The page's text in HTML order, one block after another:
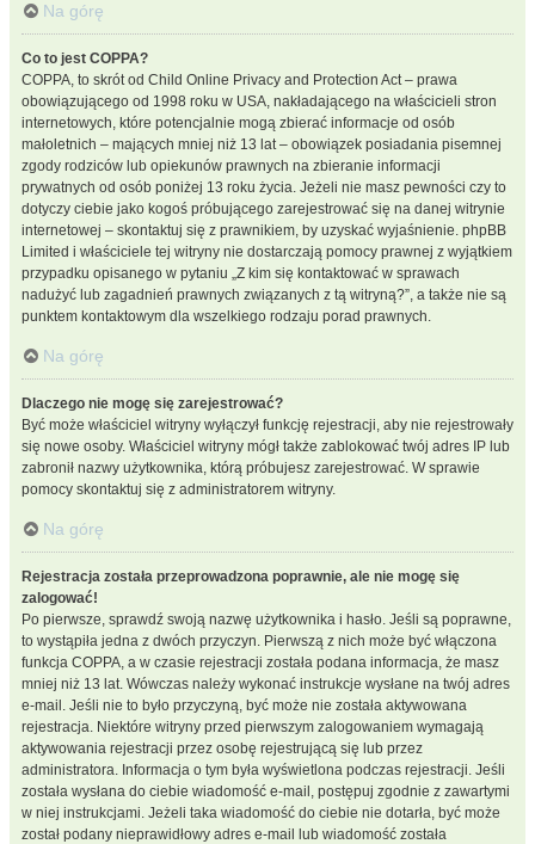
Na górę
Co to jest COPPA?
COPPA, to skrót od Child Online Privacy and Protection Act – prawa
obowiązującego od 1998 roku w USA, nakładającego na właścicieli stron
internetowych, które potencjalnie mogą zbierać informacje od osób
małoletnich – mających mniej niż 13 lat – obowiązek posiadania pisemnej
zgody rodziców lub opiekunów prawnych na zbieranie informacji
prywatnych od osób poniżej 13 roku życia. Jeżeli nie masz pewności czy to
dotyczy ciebie jako kogoś próbującego zarejestrować się na danej witrynie
internetowej – skontaktuj się z prawnikiem, by uzyskać wyjaśnienie. phpBB
Limited i właściciele tej witryny nie dostarczają pomocy prawnej z wyjątkiem
przypadku opisanego w pytaniu „Z kim się kontaktować w sprawach
nadużyć lub zagadnień prawnych związanych z tą witryną?”, a także nie są
punktem kontaktowym dla wszelkiego rodzaju porad prawnych.
Na górę
Dlaczego nie mogę się zarejestrować?
Być może właściciel witryny wyłączył funkcję rejestracji, aby nie rejestrowały
się nowe osoby. Właściciel witryny mógł także zablokować twój adres IP lub
zabronił nazwy użytkownika, którą próbujesz zarejestrować. W sprawie
pomocy skontaktuj się z administratorem witryny.
Na górę
Rejestracja została przeprowadzona poprawnie, ale nie mogę się
zalogować!
Po pierwsze, sprawdź swoją nazwę użytkownika i hasło. Jeśli są poprawne,
to wystąpiła jedna z dwóch przyczyn. Pierwszą z nich może być włączona
funkcja COPPA, a w czasie rejestracji została podana informacja, że masz
mniej niż 13 lat. Wówczas należy wykonać instrukcje wysłane na twój adres
e-mail. Jeśli nie to było przyczyną, być może nie została aktywowana
rejestracja. Niektóre witryny przed pierwszym zalogowaniem wymagają
aktywowania rejestracji przez osobę rejestrującą się lub przez
administratora. Informacja o tym była wyświetlona podczas rejestracji. Jeśli
została wysłana do ciebie wiadomość e-mail, postępuj zgodnie z zawartymi
w niej instrukcjami. Jeżeli taka wiadomość do ciebie nie dotarła, być może
został podany nieprawidłowy adres e-mail lub wiadomość została